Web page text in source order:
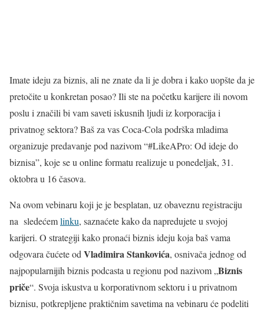
Imate ideju za biznis, ali ne znate da li je dobra i kako uopšte da je
pretočite u konkretan posao? Ili ste na početku karijere ili novom
poslu i značili bi vam saveti iskusnih ljudi iz korporacija i
privatnog sektora? Baš za vas Coca-Cola podrška mladima
organizuje predavanje pod nazivom “#LikeAPro: Od ideje do
biznisa”, koje se u online formatu realizuje u ponedeljak, 31.
oktobra u 16 časova.
Na ovom vebinaru koji je je besplatan, uz obaveznu registraciju
na sledećemlinku, saznaćete kako da napredujete u svojoj
karijeri. O strategiji kako pronaći biznis ideju koja baš vama
odgovara čućete od Vladimira Stankovića, osnivača jednog od
najpopularnijih biznis podcasta u regionu pod nazivom „Biznis
priče“. Svoja iskustva u korporativnom sektoru i u privatnom
biznisu, potkrepljene praktičnim savetima na vebinaru će podeliti